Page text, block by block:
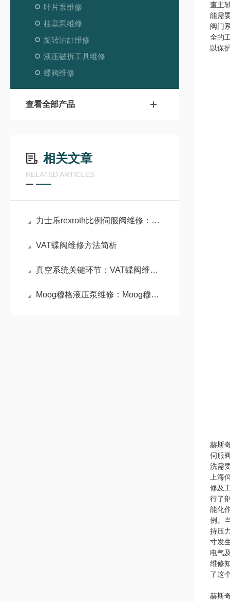
叶片泵维修
柱塞泵维修
旋转油缸维修
液压破拆工具维修
蝶阀维修
查看全部产品
相关文章
RELATED ARTICLES
力士乐rexroth比例伺服阀维修：比例伺服阀精准控制的液压利器
VAT蝶阀维修方法简析
真空系统关键环节：VAT蝶阀维修原理与密封性能重构技术
Moog穆格液压泵维修：Moog穆格液压泵高性能与精密控制的代表
查主
能需
阀门
全的
以保
赫斯
伺服
洗需
上海
修及
行了
能化
例。
持压
寸发
电气
维修
了这
赫斯